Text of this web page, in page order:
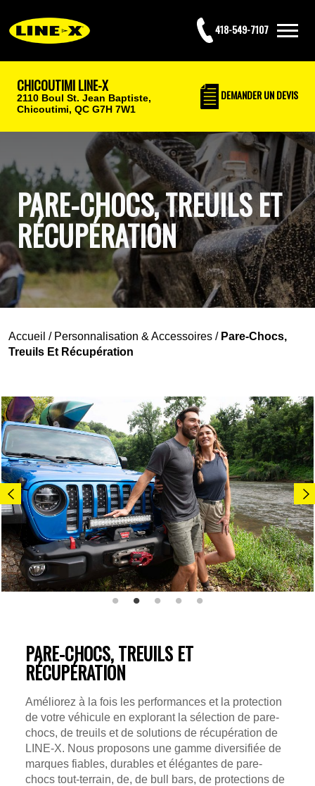
418-549-7107
CHICOUTIMI LINE-X
2110 Boul St. Jean Baptiste,
Chicoutimi, QC G7H 7W1
DEMANDER UN DEVIS
PARE-CHOCS, TREUILS ET
RÉCUPÉRATION
Accueil / Personnalisation & Accessoires / Pare-Chocs,
Treuils Et Récupération
PARE-CHOCS, TREUILS ET
RÉCUPÉRATION
Améliorez à la fois les performances et la protection
de votre véhicule en explorant la sélection de pare-
chocs, de treuils et de solutions de récupération de
LINE-X. Nous proposons une gamme diversifiée de
marques fiables, durables et élégantes de pare-
chocs tout-terrain, de, de bull bars, de protections de